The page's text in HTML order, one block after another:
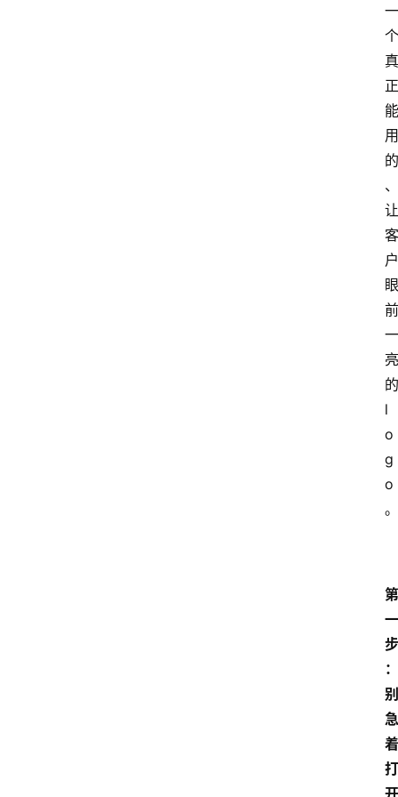
一
个
真
正
能
用
的
、
让
客
户
眼
前
一
亮
的
l
o
g
o
。
第
一
步
：
别
急
着
打
开